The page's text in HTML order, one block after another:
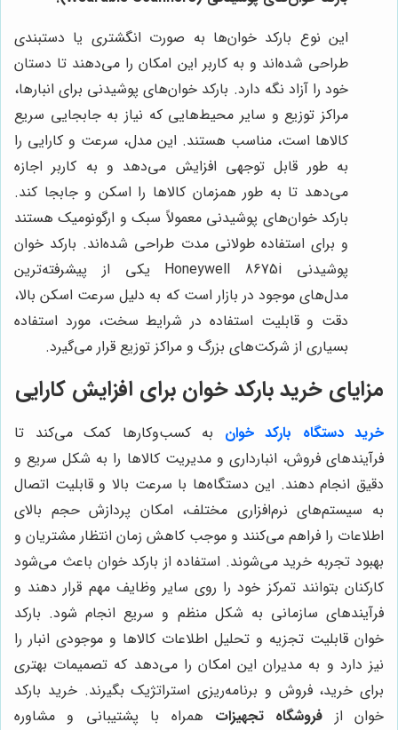
این نوع بارکد خوان‌ها به صورت انگشتری یا دستبندی
طراحی شده‌اند و به کاربر این امکان را می‌دهند تا دستان
خود را آزاد نگه دارد. بارکد خوان‌های پوشیدنی برای انبارها،
مراکز توزیع و سایر محیط‌هایی که نیاز به جابجایی سریع
کالاها است، مناسب هستند. این مدل، سرعت و کارایی را
به طور قابل توجهی افزایش می‌دهد و به کاربر اجازه
می‌دهد تا به طور همزمان کالاها را اسکن و جابجا کند.
بارکد خوان‌های پوشیدنی معمولاً سبک و ارگونومیک هستند
و برای استفاده طولانی مدت طراحی شده‌اند. بارکد خوان
پوشیدنی Honeywell 8675i یکی از پیشرفته‌ترین
مدل‌های موجود در بازار است که به دلیل سرعت اسکن بالا،
دقت و قابلیت استفاده در شرایط سخت، مورد استفاده
بسیاری از شرکت‌های بزرگ و مراکز توزیع قرار می‌گیرد.
مزایای خرید بارکد خوان برای افزایش کارایی
خرید دستگاه بارکد خوان به کسب‌وکارها کمک می‌کند تا
فرآیندهای فروش، انبارداری و مدیریت کالاها را به شکل سریع و
دقیق انجام دهند. این دستگاه‌ها با سرعت بالا و قابلیت اتصال
به سیستم‌های نرم‌افزاری مختلف، امکان پردازش حجم بالای
اطلاعات را فراهم می‌کنند و موجب کاهش زمان انتظار مشتریان و
بهبود تجربه خرید می‌شوند. استفاده از بارکد خوان باعث می‌شود
کارکنان بتوانند تمرکز خود را روی سایر وظایف مهم قرار دهند و
فرآیندهای سازمانی به شکل منظم و سریع انجام شود. بارکد
خوان قابلیت تجزیه و تحلیل اطلاعات کالاها و موجودی انبار را
نیز دارد و به مدیران این امکان را می‌دهد که تصمیمات بهتری
برای خرید، فروش و برنامه‌ریزی استراتژیک بگیرند. خرید بارکد
خوان از فروشگاه تجهیزات همراه با پشتیبانی و مشاوره